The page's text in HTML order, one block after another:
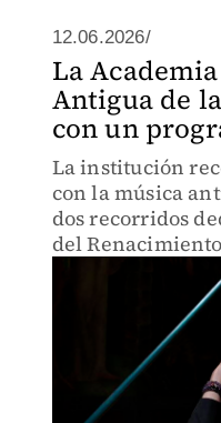
12.06.2026/
La
Antigua de
con un
La institución
con la música
dos recorridos
del